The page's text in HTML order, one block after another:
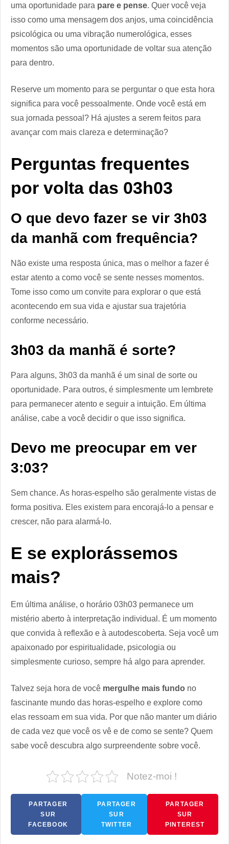
uma oportunidade para pare e pense. Quer você veja
isso como uma mensagem dos anjos, uma coincidência
psicológica ou uma vibração numerológica, esses
momentos são uma oportunidade de voltar sua atenção
para dentro.
Reserve um momento para se perguntar o que esta hora
significa para você pessoalmente. Onde você está em
sua jornada pessoal? Há ajustes a serem feitos para
avançar com mais clareza e determinação?
Perguntas frequentes
por volta das 03h03
O que devo fazer se vir 3h03
da manhã com frequência?
Não existe uma resposta única, mas o melhor a fazer é
estar atento a como você se sente nesses momentos.
Tome isso como um convite para explorar o que está
acontecendo em sua vida e ajustar sua trajetória
conforme necessário.
3h03 da manhã é sorte?
Para alguns, 3h03 da manhã é um sinal de sorte ou
oportunidade. Para outros, é simplesmente um lembrete
para permanecer atento e seguir a intuição. Em última
análise, cabe a você decidir o que isso significa.
Devo me preocupar em ver
3:03?
Sem chance. As horas-espelho são geralmente vistas de
forma positiva. Eles existem para encorajá-lo a pensar e
crescer, não para alarmá-lo.
E se explorássemos
mais?
Em última análise, o horário 03h03 permanece um
mistério aberto à interpretação individual. É um momento
que convida à reflexão e à autodescoberta. Seja você um
apaixonado por espiritualidade, psicologia ou
simplesmente curioso, sempre há algo para aprender.
Talvez seja hora de você mergulhe mais fundo no
fascinante mundo das horas-espelho e explore como
elas ressoam em sua vida. Por que não manter um diário
de cada vez que você os vê e de como se sente? Quem
sabe você descubra algo surpreendente sobre você.
Notez-moi !
PARTAGER
SUR
FACEBOOK
PARTAGER
SUR
TWITTER
PARTAGER
SUR
PINTEREST